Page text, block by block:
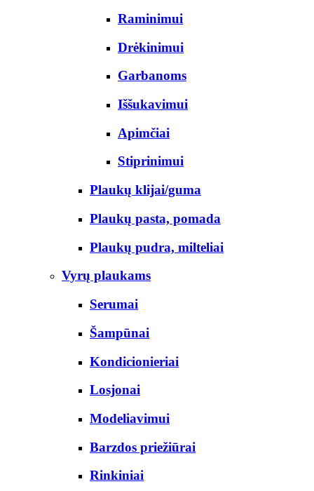
Raminimui
Drėkinimui
Garbanoms
Iššukavimui
Apimčiai
Stiprinimui
Plaukų klijai/guma
Plaukų pasta, pomada
Plaukų pudra, milteliai
Vyrų plaukams
Serumai
Šampūnai
Kondicionieriai
Losjonai
Modeliavimui
Barzdos priežiūrai
Rinkiniai